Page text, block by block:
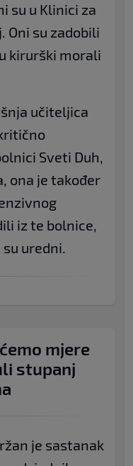
su u Klinici za
Oni su zadobili
kirurški morali
učiteljica
Sveti Duh,
ona je također
iz te bolnice,
uredni.
mjere
stupanj
je sastanak